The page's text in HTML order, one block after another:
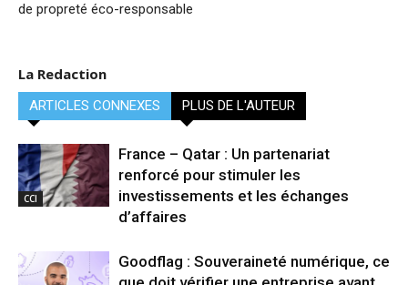
de propreté éco-responsable
La Redaction
ARTICLES CONNEXES PLUS DE L'AUTEUR
CCI
France – Qatar : Un partenariat
renforcé pour stimuler les
investissements et les échanges
d’affaires
Goodflag : Souveraineté numérique, ce